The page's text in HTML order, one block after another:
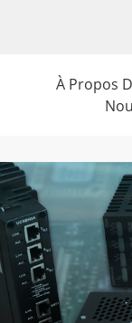
À Propos